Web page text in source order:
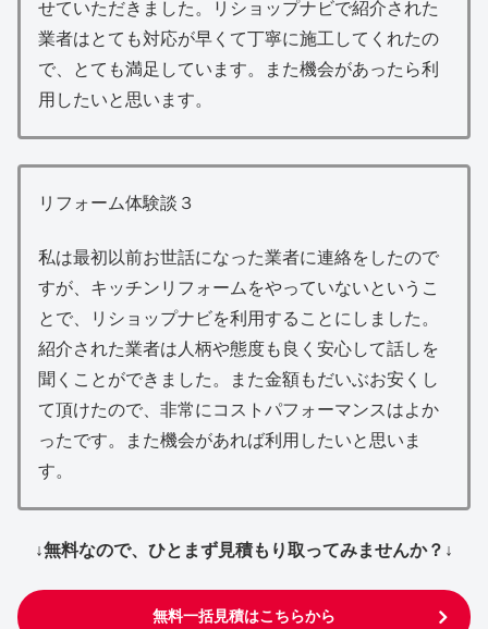
せていただきました。リショップナビで紹介された
業者はとても対応が早くて丁寧に施工してくれたの
で、とても満足しています。また機会があったら利
用したいと思います。
リフォーム体験談３
私は最初以前お世話になった業者に連絡をしたので
すが、キッチンリフォームをやっていないというこ
とで、リショップナビを利用することにしました。
紹介された業者は人柄や態度も良く安心して話しを
聞くことができました。また金額もだいぶお安くし
て頂けたので、非常にコストパフォーマンスはよか
ったです。また機会があれば利用したいと思いま
す。
↓無料なので、ひとまず見積もり取ってみませんか？↓
無料一括見積はこちらから